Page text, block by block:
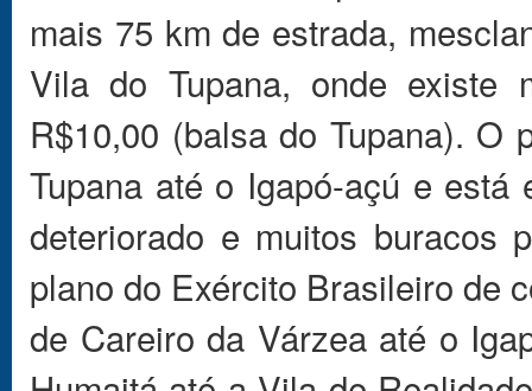
mais 75 km de estrada,
Vila do Tupana, onde existe
R$10,00 (balsa do Tupana).
Tupana até o Igapó-açú e
deteriorado e muitos buracos
plano do Exército Brasileiro de
de Careiro da Várzea até o